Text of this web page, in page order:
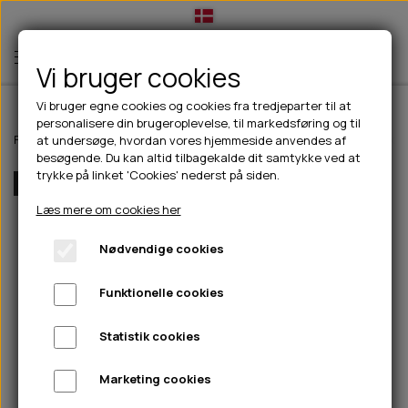
TIL HUND
💧FODER- VANDSKÅLE
CHICOPEE
GODBIDSTASKE
HALSBÅND
🦴 GODBIDDER & SNACKS
🍖 SMAGSVARIANTER
🎾 LEGETØJ
TÆNDER, ØRE, ØJE, POTER & NÆSE
🐾 UDSTYR & KOMFORT
TIL HUNDEEJER
DRIKKEFLASKER/TERMOFLASKER
HUER OG VANTER
PINEWOOD SALES
TIL KAT
TILBUD
NYHEDER
ABONNEMENT
Forside Til hunde Halsbånd, liner & seler Godbidstaske
Flere Farver
Vi bruger cookies
Vi bruger egne cookies og cookies fra tredjeparter til at
personalisere din brugeroplevelse, til markedsføring og til
at undersøge, hvordan vores hjemmeside anvendes af
besøgende. Du kan altid tilbagekalde dit samtykke ved at
trykke på linket 'Cookies' nederst på siden.
Læs mere om cookies her
Nødvendige cookies
Funktionelle cookies
Statistik cookies
Marketing cookies